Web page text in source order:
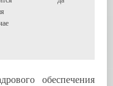
обеспечения